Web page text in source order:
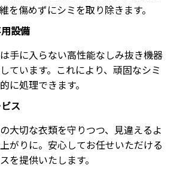
を傷めずにシミを取り除きます。
設備
手に入らない高性能なしみ抜き機器
ています。これにより、頑固なシミ
に処理できます。
ス
大切な衣類を守りつつ、見違えるよ
がりに。安心してお任せいただける
を提供いたします。